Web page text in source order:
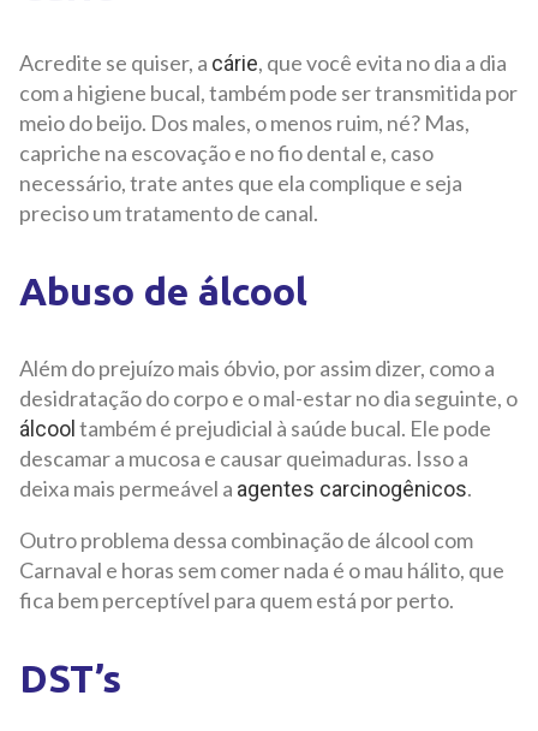
Acredite se quiser, a cárie, que você evita no dia a dia
com a higiene bucal, também pode ser transmitida por
meio do beijo. Dos males, o menos ruim, né? Mas,
capriche na escovação e no fio dental e, caso
necessário, trate antes que ela complique e seja
preciso um tratamento de canal.
Abuso de álcool
Além do prejuízo mais óbvio, por assim dizer, como a
desidratação do corpo e o mal-estar no dia seguinte, o
álcooltambém é prejudicial à saúde bucal. Ele pode
descamar a mucosa e causar queimaduras. Isso a
deixa mais permeável a agentes carcinogênicos.
Outro problema dessa combinação de álcool com
Carnaval e horas sem comer nada é o mau hálito, que
fica bem perceptível para quem está por perto.
DST’s